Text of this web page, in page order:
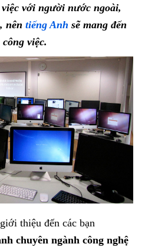
với người nước ngoài,
nên tiếng Anh sẽ mang đến
việc.
thiệu đến các bạn
chuyên ngành công nghệ